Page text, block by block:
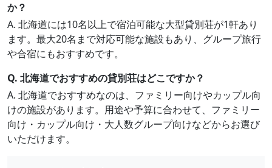
か？
A. 北海道には10名以上で宿泊可能な大型貸別荘が1軒あり
ます。最大20名まで対応可能な施設もあり、グループ旅行
や合宿にもおすすめです。
Q. 北海道でおすすめの貸別荘はどこですか？
A. 北海道でおすすめなのは、ファミリー向けやカップル向
けの施設があります。用途や予算に合わせて、ファミリー
向け・カップル向け・大人数グループ向けなどからお選び
いただけます。